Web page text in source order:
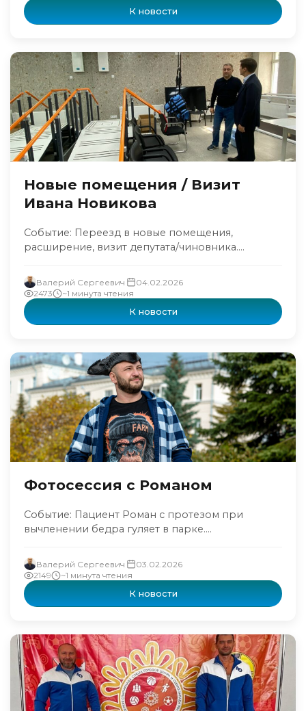
К новости
Новые помещения / Визит
Ивана Новикова
Событие: Переезд в новые помещения,
расширение, визит депутата/чиновника....
Валерий Сергеевич
04.02.2026
2473
~1 минута чтения
К новости
Фотосессия с Романом
Событие: Пациент Роман с протезом при
вычленении бедра гуляет в парке....
Валерий Сергеевич
03.02.2026
2149
~1 минута чтения
К новости